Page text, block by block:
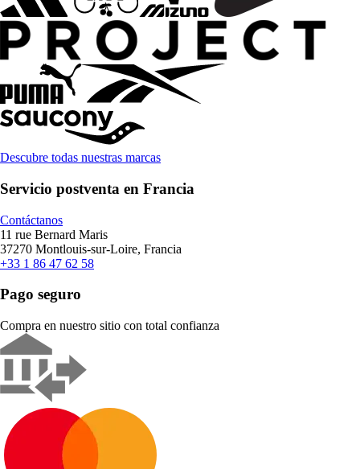
Descubre todas nuestras marcas
Servicio postventa en Francia
Contáctanos
11 rue Bernard Maris
37270 Montlouis-sur-Loire, Francia
+33 1 86 47 62 58
Pago seguro
Compra en nuestro sitio con total confianza